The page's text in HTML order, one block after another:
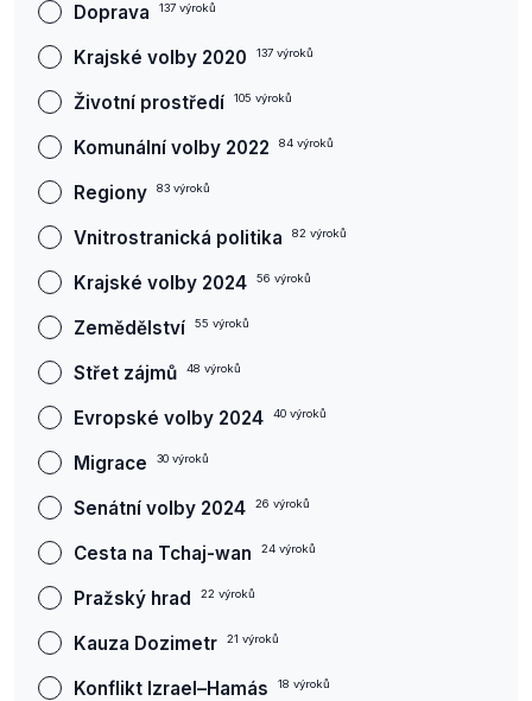
Doprava 137 výroků
Krajské volby 2020 137 výroků
Životní prostředí 105 výroků
Komunální volby 2022 84 výroků
Regiony 83 výroků
Vnitrostranická politika 82 výroků
Krajské volby 2024 56 výroků
Zemědělství 55 výroků
Střet zájmů 48 výroků
Evropské volby 2024 40 výroků
Migrace 30 výroků
Senátní volby 2024 26 výroků
Cesta na Tchaj-wan 24 výroků
Pražský hrad 22 výroků
Kauza Dozimetr 21 výroků
Konflikt Izrael–Hamás 18 výroků